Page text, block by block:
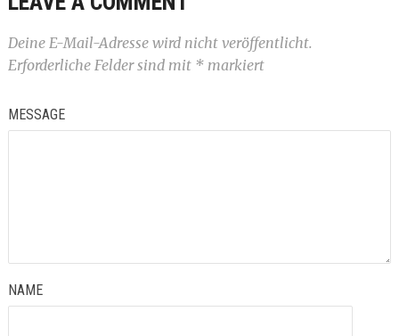
Deine E-Mail-Adresse wird nicht veröffentlicht.
Erforderliche Felder sind mit *markiert
MESSAGE
NAME